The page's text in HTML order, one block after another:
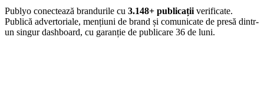
Publyo conectează brandurile cu 3.148+ publicații verificate.
Publică advertoriale, mențiuni de brand și comunicate de presă dintr-
un singur dashboard, cu garanție de publicare 36 de luni.